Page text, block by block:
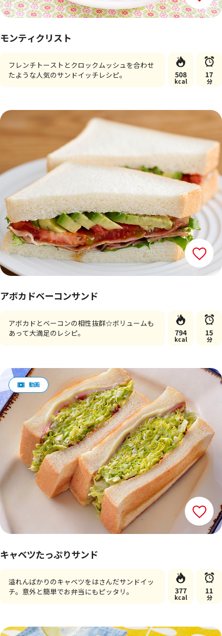
モンティクリスト
フレンチトーストとクロックムッシュを合わせ
たような人気のサンドイッチレシピ。
508
kcal
17
分
アボカドベーコンサンド
アボカドとベーコンの相性抜群☆ボリュームも
あって大満足のレシピ。
794
kcal
15
分
キャベツたっぷりサンド
溢れんばかりのキャベツをはさんだサンドイッ
チ。意外と簡単でお弁当にもピッタリ。
377
kcal
11
分